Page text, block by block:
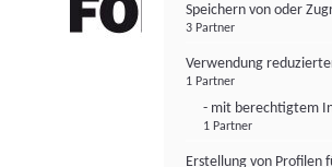
Speichern von oder
3 Partner
Verwendung
1 Partner
- mit berechtigtem
1 Partner
Erstellung von Profilen
FONDS professionell